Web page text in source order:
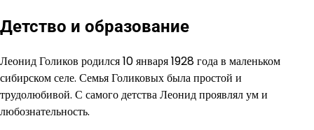
Детство и образование
Леонид Голиков родился 10 января 1928 года в маленьком
сибирском селе. Семья Голиковых была простой и
трудолюбивой. С самого детства Леонид проявлял ум и
любознательность.